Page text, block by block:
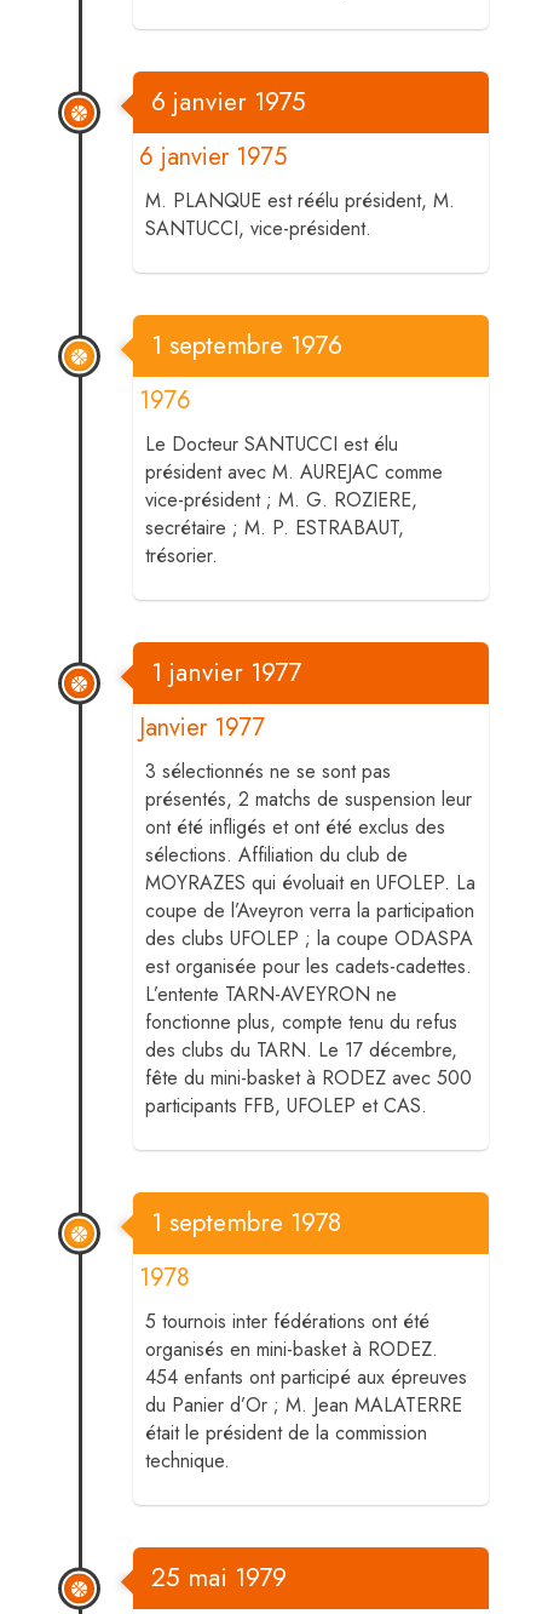
6 janvier 1975
6 janvier 1975
M. PLANQUE est réélu président, M.
SANTUCCI, vice-président.
1976
1 septembre 1976
Le Docteur SANTUCCI est élu
président avec M. AUREJAC comme
vice-président ; M. G. ROZIERE,
secrétaire ; M. P. ESTRABAUT,
trésorier.
Janvier 1977
1 janvier 1977
3 sélectionnés ne se sont pas
présentés, 2 matchs de suspension leur
ont été infligés et ont été exclus des
sélections. Affiliation du club de
MOYRAZES qui évoluait en UFOLEP. La
coupe de l’Aveyron verra la participation
des clubs UFOLEP ; la coupe ODASPA
est organisée pour les cadets-cadettes.
L’entente TARN-AVEYRON ne
fonctionne plus, compte tenu du refus
des clubs du TARN. Le 17 décembre,
fête du mini-basket à RODEZ avec 500
participants FFB, UFOLEP et CAS.
1978
1 septembre 1978
5 tournois inter fédérations ont été
organisés en mini-basket à RODEZ.
454 enfants ont participé aux épreuves
du Panier d’Or ; M. Jean MALATERRE
était le président de la commission
technique.
25 mai 1979